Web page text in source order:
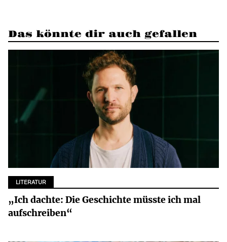
Das könnte dir auch gefallen
LITERATUR
„Ich dachte: Die Geschichte müsste ich mal
aufschreiben“